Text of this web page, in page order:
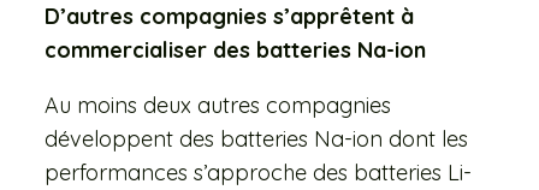
D’autres compagnies s’apprêtent à
commercialiser des batteries Na-ion
Au moins deux autres compagnies
développent des batteries Na-ion dont les
performances s’approche des batteries Li-